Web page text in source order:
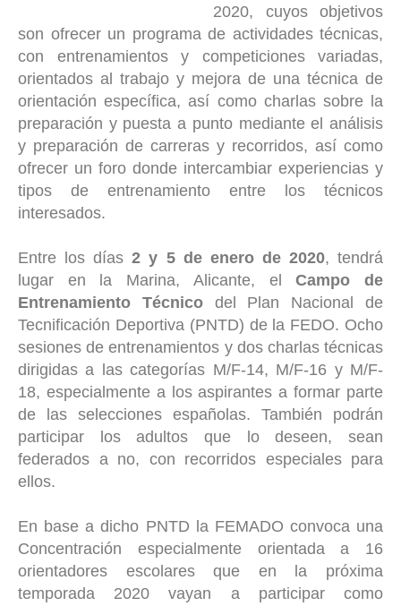
2020, cuyos objetivos
son ofrecer un programa de actividades técnicas,
con entrenamientos y competiciones variadas,
orientados al trabajo y mejora de una técnica de
orientación específica, así como charlas sobre la
preparación y puesta a punto mediante el análisis
y preparación de carreras y recorridos, así como
ofrecer un foro donde intercambiar experiencias y
tipos de entrenamiento entre los técnicos
interesados.
Entre los días2 y 5 de enero de 2020, tendrá
lugar en la Marina, Alicante, elCampo de
Entrenamiento Técnicodel Plan Nacional de
Tecnificación Deportiva (PNTD) de la FEDO. Ocho
sesiones de entrenamientos y dos charlas técnicas
dirigidas a las categorías M/F-14, M/F-16 y M/F-
18, especialmente a los aspirantes a formar parte
de las selecciones españolas. También podrán
participar los adultos que lo deseen, sean
federados a no, con recorridos especiales para
ellos.
En base a dicho PNTD la FEMADO convoca una
Concentración especialmente orientada a 16
orientadores escolares que en la próxima
temporada 2020 vayan a participar como